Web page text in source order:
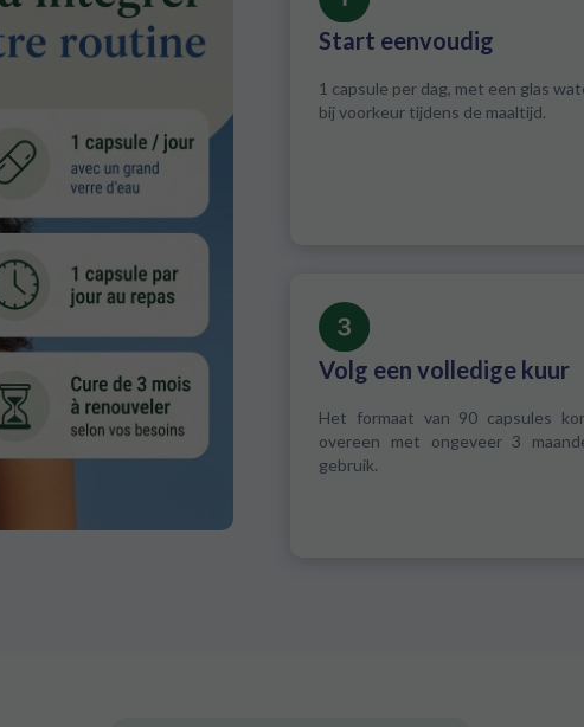
Start eenvoudig
1 capsule per dag, met een glas
bij voorkeur tijdens de maaltijd.
Volg een volledige kuur
Het formaat van 90 capsules
overeen met ongeveer 3
gebruik.